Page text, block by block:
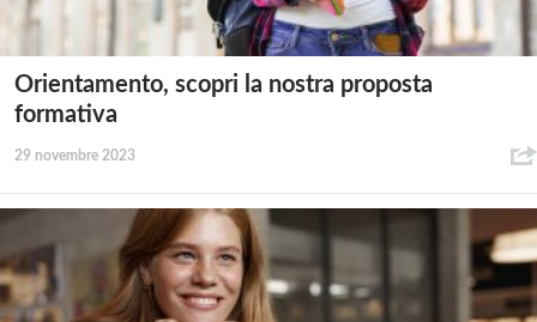
Orientamento, scopri la nostra proposta
formativa
29 novembre 2023